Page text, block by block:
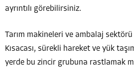
ayrıntılı görebilirsiniz.
Tarım makineleri ve ambalaj
Kısacası, sürekli hareket ve yük
yerde bu zincir grubuna rastlamak